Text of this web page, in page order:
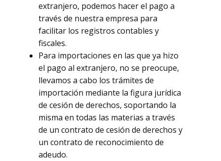
extranjero, podemos hacer el pago a
través de nuestra empresa para
facilitar los registros contables y
fiscales.
Para importaciones en las que ya hizo
el pago al extranjero, no se preocupe,
llevamos a cabo los trámites de
importación mediante la figura jurídica
de cesión de derechos, soportando la
misma en todas las materias a través
de un contrato de cesión de derechos y
un contrato de reconocimiento de
adeudo.